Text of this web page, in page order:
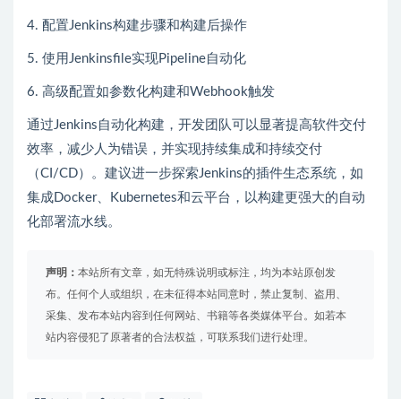
4. 配置Jenkins构建步骤和构建后操作
5. 使用Jenkinsfile实现Pipeline自动化
6. 高级配置如参数化构建和Webhook触发
通过Jenkins自动化构建，开发团队可以显著提高软件交付
效率，减少人为错误，并实现持续集成和持续交付
（CI/CD）。建议进一步探索Jenkins的插件生态系统，如
集成Docker、Kubernetes和云平台，以构建更强大的自动
化部署流水线。
声明： 本站所有文章，如无特殊说明或标注，均为本站原创发
布。任何个人或组织，在未征得本站同意时，禁止复制、盗用、
采集、发布本站内容到任何网站、书籍等各类媒体平台。如若本
站内容侵犯了原著者的合法权益，可联系我们进行处理。